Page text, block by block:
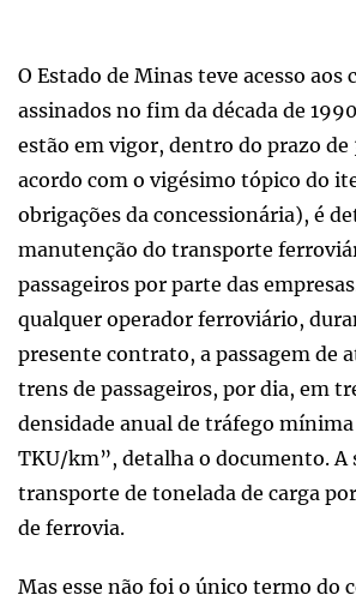
O Estado de Minas teve acesso aos
assinados no fim da década de
estão em vigor, dentro do prazo de
acordo com o vigésimo tópico do
obrigações da concessionária), é
manutenção do transporte
passageiros por parte das
qualquer operador ferroviário,
presente contrato, a passagem de
trens de passageiros, por dia, em
densidade anual de tráfego mínima
TKU/km”, detalha o documento. A
transporte de tonelada de carga
de ferrovia.
Mas esse não foi o único termo do